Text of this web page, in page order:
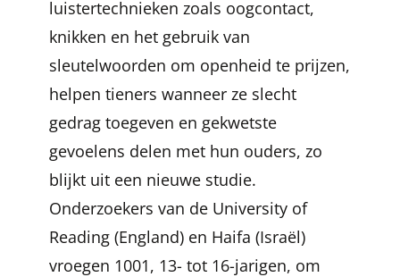
luistertechnieken zoals oogcontact,
knikken en het gebruik van
sleutelwoorden om openheid te prijzen,
helpen tieners wanneer ze slecht
gedrag toegeven en gekwetste
gevoelens delen met hun ouders, zo
blijkt uit een nieuwe studie.
Onderzoekers van de University of
Reading (England) en Haifa (Israël)
vroegen 1001, 13- tot 16-jarigen, om